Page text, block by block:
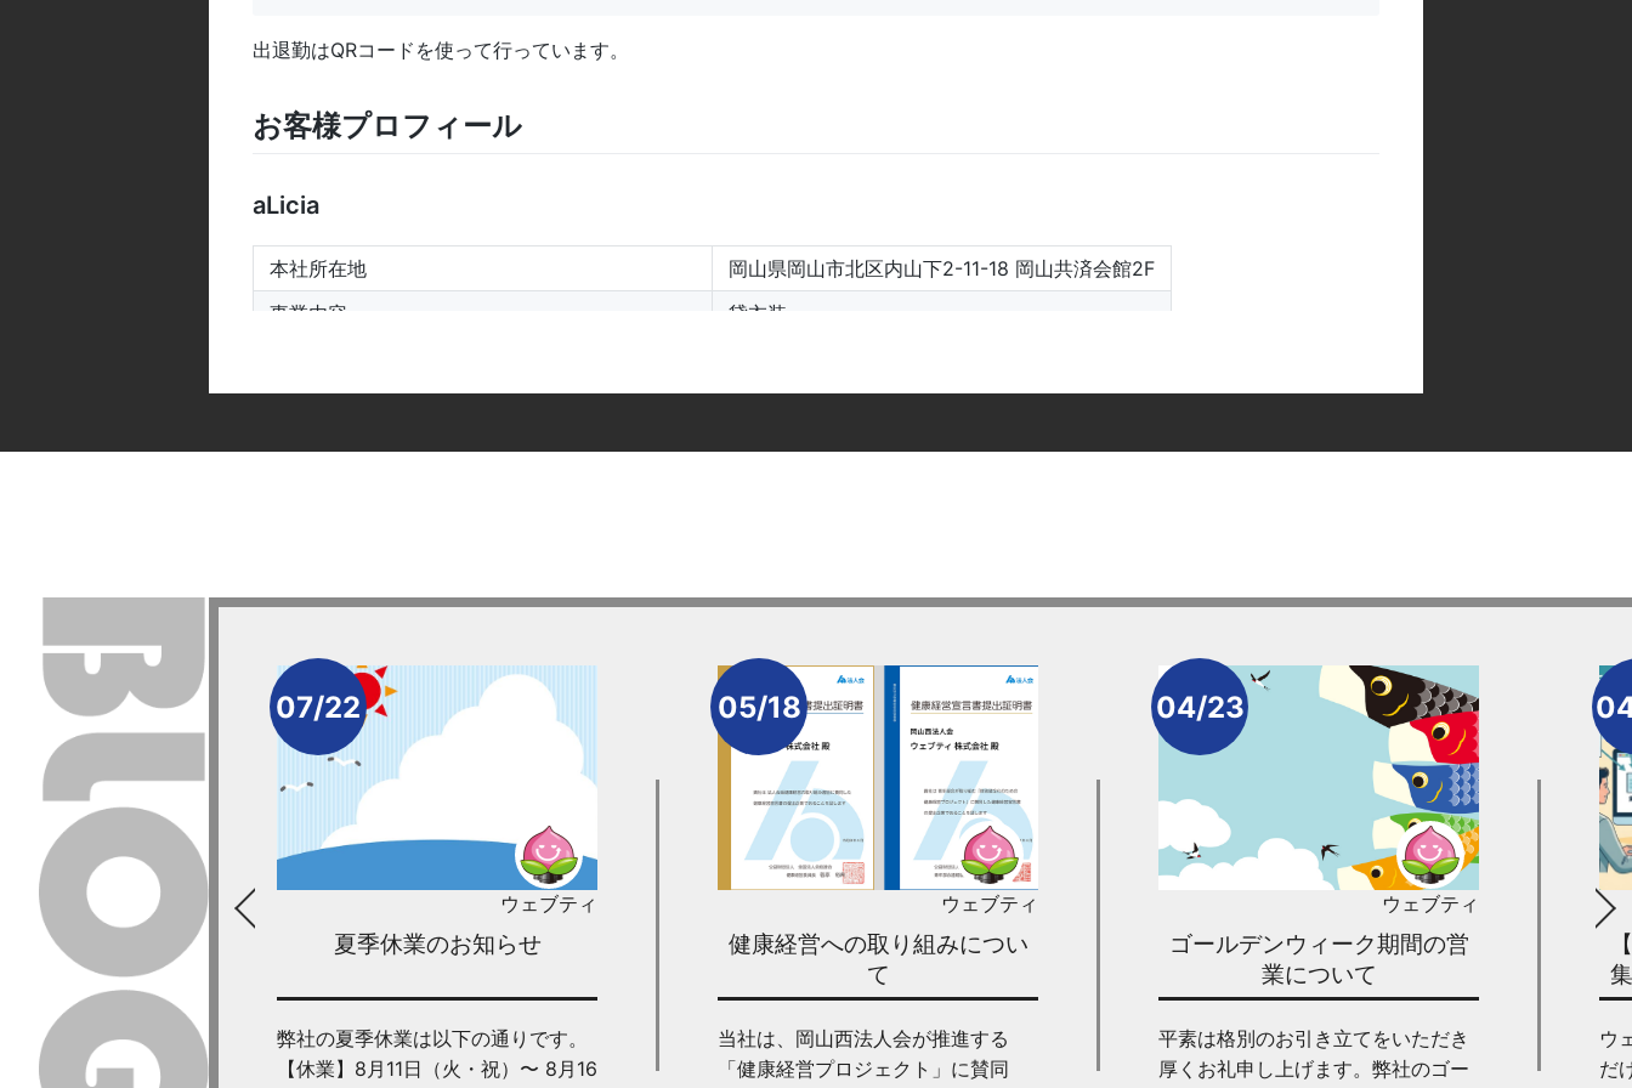
出退勤はQRコードを使って行っています。
お客様プロフィール
aLicia
本社所在地
岡山県岡山市北区内山下2-11-18 岡山共済会館2F
事業内容
貸衣装
ウェブティ
ついて
下の通りです。
）〜 8月17日
07/22
ウェブティ
夏季休業のお知らせ
弊社の夏季休業は以下の通りです。
【休業】8月11日（火・祝）〜 8月16
05/18
ウェブティ
健康経営への取り組みについ
て
当社は、岡山西法人会が推進する
「健康経営プロジェクト」に賛同
04/23
ウェブティ
ゴールデンウィーク期間の営
業について
平素は格別のお引き立てをいただき
厚くお礼申し上げます。弊社のゴー
ウ
だ